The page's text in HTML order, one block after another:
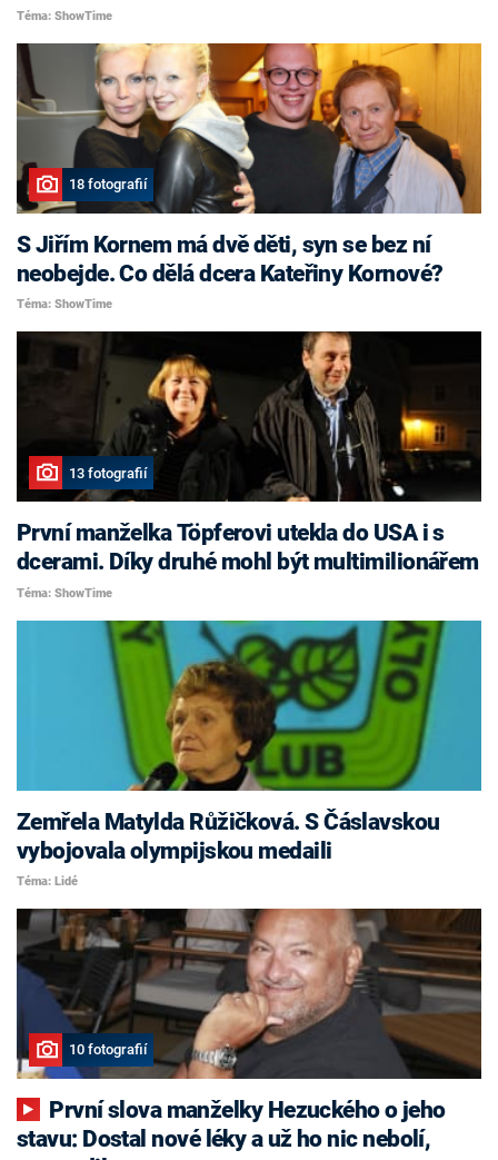
Téma: ShowTime
18 fotografií
S Jiřím Kornem má dvě děti, syn se bez ní
neobejde. Co dělá dcera Kateřiny Kornové?
Téma: ShowTime
13 fotografií
První manželka Töpferovi utekla do USA i s
dcerami. Díky druhé mohl být multimilionářem
Téma: ShowTime
Zemřela Matylda Růžičková. S Čáslavskou
vybojovala olympijskou medaili
Téma: Lidé
10 fotografií
stavu: Dostal nové léky a už ho nic nebolí,